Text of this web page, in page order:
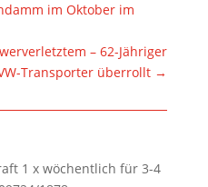
im Oktober im
– 62-Jähriger
Transporter überrollt →
1 x wöchentlich für 3-4